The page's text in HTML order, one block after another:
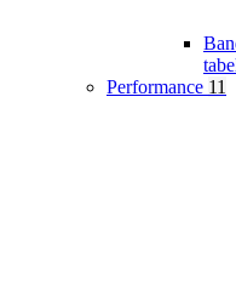
Performance 11